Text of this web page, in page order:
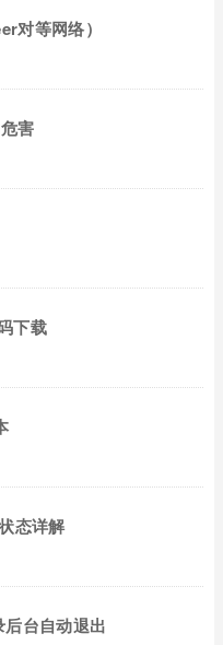
对等网络）
害
下载
态详解
台自动退出